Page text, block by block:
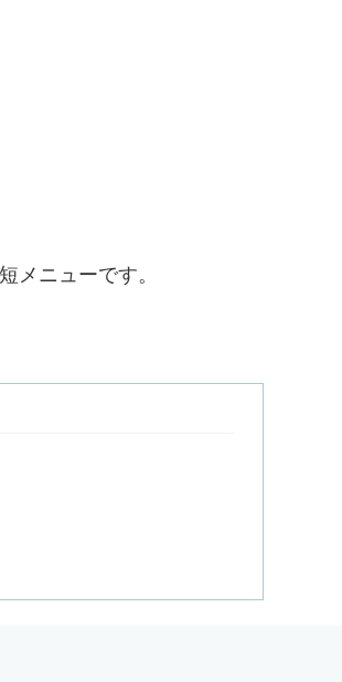
メニューです。